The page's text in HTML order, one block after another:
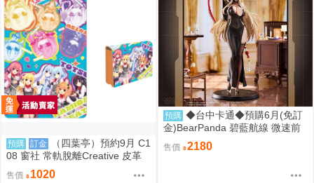
預購 訂金
（四葉亭）預約9月 C1
08 窗社 常軌脫離Creative 皮革
製名片夾 0814
售價 1020
預購 ◆台中卡通◆預購6月(免訂
金)BearPanda 碧藍航線 微速前
行 奧德莉亞 俾斯麥 1/6 附特典 1
107
售價 2180